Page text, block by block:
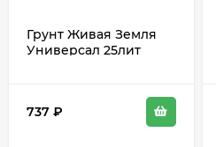
Грунт Живая Земля
Универсал 25лит
737 ₽